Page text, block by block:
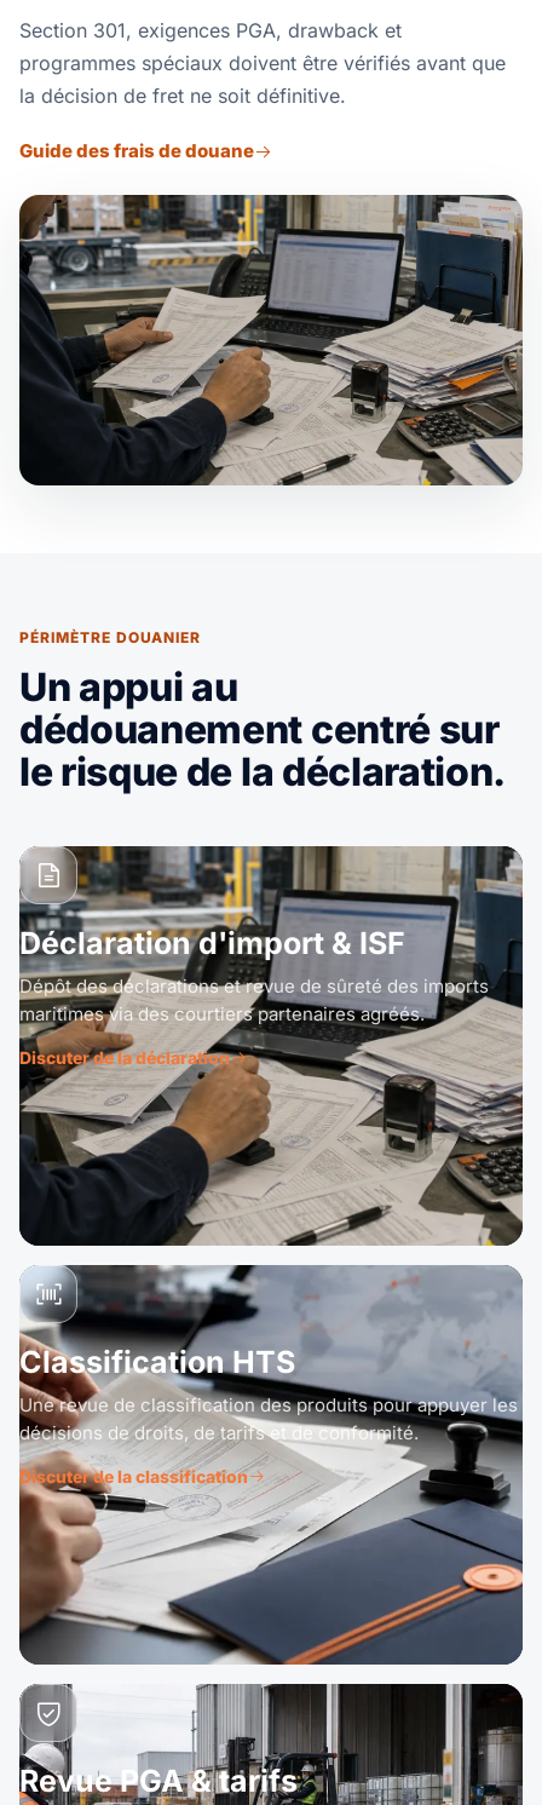
Section 301, exigences PGA, drawback et
programmes spéciaux doivent être vérifiés avant que
la décision de fret ne soit définitive.
Guide des frais de douane
PÉRIMÈTRE DOUANIER
Un appui au
dédouanement centré sur
le risque de la déclaration.
Déclaration d'import & ISF
Dépôt des déclarations et revue de sûreté des imports
maritimes via des courtiers partenaires agréés.
Discuter de la déclaration
Classification HTS
Une revue de classification des produits pour appuyer les
décisions de droits, de tarifs et de conformité.
Discuter de la classification
Revue PGA & tarifs